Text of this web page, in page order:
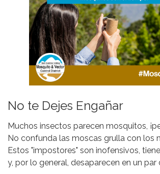
No te Dejes Engañar
Muchos insectos parecen mosquitos,
No confunda las moscas grulla con los
Estos "impostores" son inofensivos,
y, por lo general, desaparecen en un par